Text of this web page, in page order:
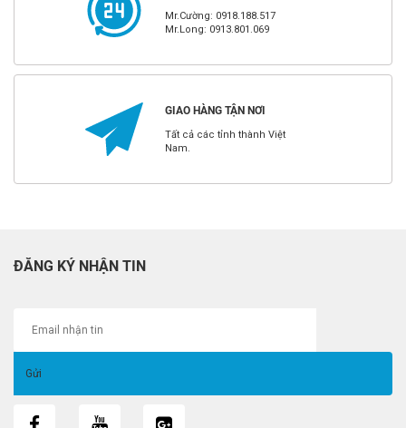
Mr.Cường: 0918.188.517
Mr.Long: 0913.801.069
GIAO HÀNG TẬN NƠI
Tất cả các tỉnh thành Việt
Nam.
ĐĂNG KÝ NHẬN TIN